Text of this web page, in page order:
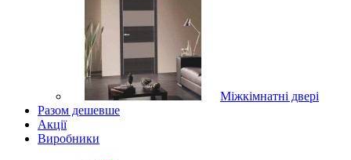
Міжкімнатні двері
Разом дешевше
Акції
Виробники